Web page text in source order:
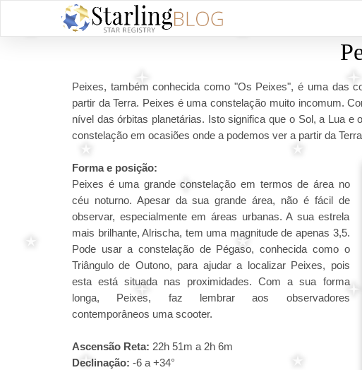
Peixes, também conhecida como "Os Peixes", é uma das
partir da Terra. Peixes é uma constelação muito incomum.
nível das órbitas planetárias. Isto significa que o Sol, a Lua
constelação em ocasiões onde a podemos ver a partir da
Forma e posição:
Peixes é uma grande constelação em termos de área no
céu noturno. Apesar da sua grande área, não é fácil de
observar, especialmente em áreas urbanas. A sua estrela
mais brilhante, Alrischa, tem uma magnitude de apenas 3,5.
Pode usar a constelação de Pégaso, conhecida como o
Triângulo de Outono, para ajudar a localizar Peixes, pois
esta está situada nas proximidades. Com a sua forma
longa, Peixes, faz lembrar aos observadores
contemporâneos uma scooter.
Ascensão Reta: 22h 51m a 2h 6m
Declinação: -6 a +34°